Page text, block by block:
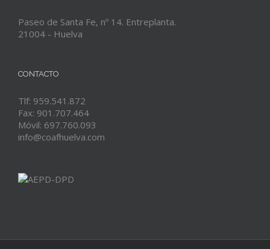
Paseo de Santa Fe, nº 14. Entreplanta.
21004 - Huelva
CONTACTO
Tlf: 959.541.872
Fax: 901.707.464
Móvil: 697.760.093
info@coafhuelva.com